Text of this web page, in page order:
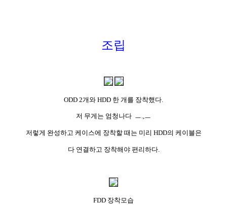
조립
ODD 2개와 HDD 한 개를 장착했다.
저 무게는 엄청나다 ㅡ.,ㅡ
저렇게 완성하고 케이스에 장착할 때는 미리 HDD의 케이블은
다 연결하고 장착해야 편리하다.
FDD 장착모습